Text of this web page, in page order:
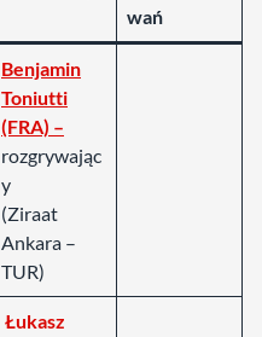
wań
Benjamin
Toniutti
(FRA) –
rozgrywając
y
(Ziraat
Ankara –
TUR)
Łukasz